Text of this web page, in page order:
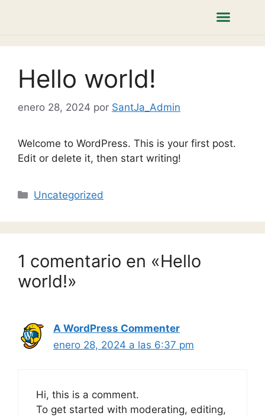
Hello world!
enero 28, 2024 por SantJa_Admin
Welcome to WordPress. This is your first post.
Edit or delete it, then start writing!
Uncategorized
1 comentario en «Hello
world!»
A WordPress Commenter
enero 28, 2024 a las 6:37 pm
Hi, this is a comment.
To get started with moderating, editing,